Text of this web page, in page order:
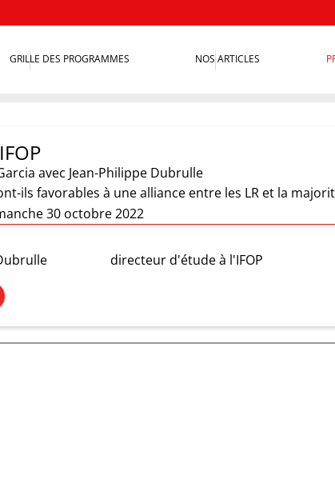
GRILLE DES PROGRAMMES NOS ARTICLES
avec Jean-Philippe Dubrulle
ils favorables à une alliance entre les LR et la
30 octobre 2022
directeur d'étude à l'IFOP